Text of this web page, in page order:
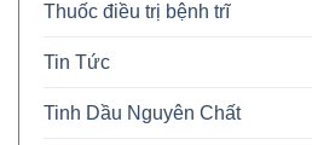
Thuốc điều trị bệnh trĩ
Tin Tức
Tinh Dầu Nguyên Chất